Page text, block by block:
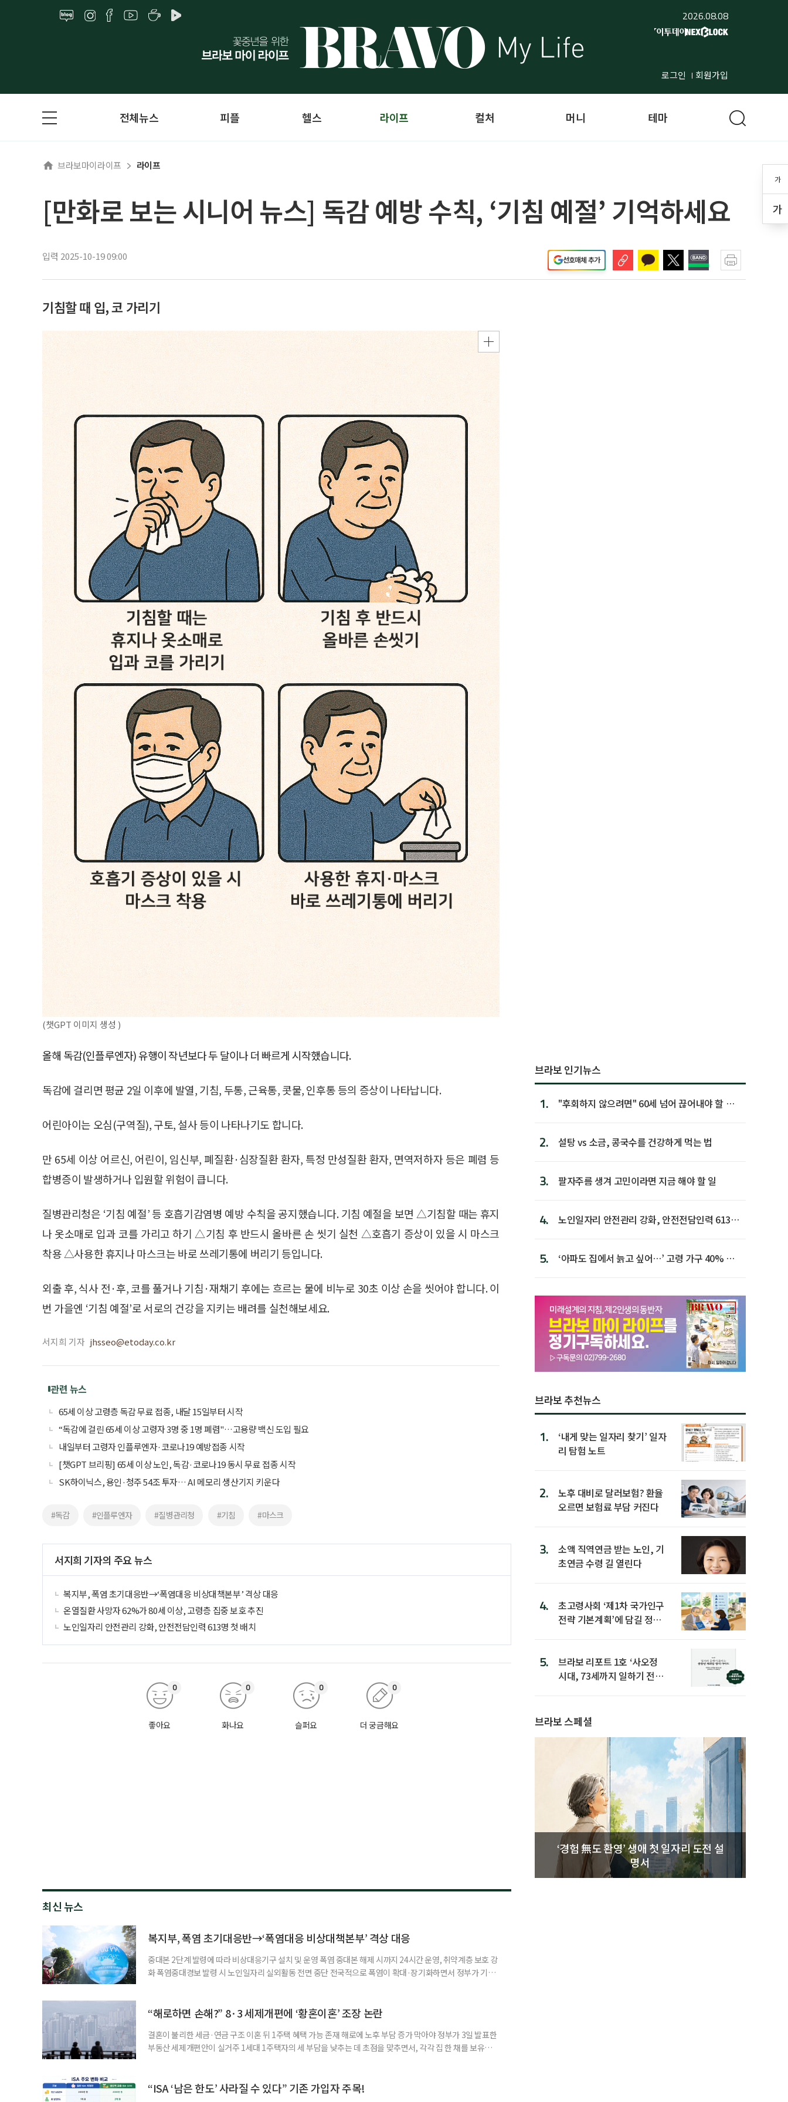
2026.08.08
로그인 회원가입
가
가
전체뉴스 피플 헬스 라이프 컬처 머니 테마
브라보마이라이프 라이프
[만화로 보는 시니어 뉴스] 독감 예방 수칙, ‘기침 예절’ 기억하세요
입력 2025-10-19 09:00 선호매체 추가
기침할 때 입, 코 가리기
(챗GPT 이미지 생성 )
올해 독감(인플루엔자) 유행이 작년보다 두 달이나 더 빠르게 시작했습니다.
독감에 걸리면 평균 2일 이후에 발열, 기침, 두통, 근육통, 콧물, 인후통 등의 증상이 나타납니다.
어린아이는 오심(구역질), 구토, 설사 등이 나타나기도 합니다.
만 65세 이상 어르신, 어린이, 임신부, 폐질환·심장질환 환자, 특정 만성질환 환자, 면역저하자 등은 폐렴 등
합병증이 발생하거나 입원할 위험이 큽니다.
질병관리청은 ‘기침 예절’ 등 호흡기감염병 예방 수칙을 공지했습니다. 기침 예절을 보면 △기침할 때는 휴지
나 옷소매로 입과 코를 가리고 하기 △기침 후 반드시 올바른 손 씻기 실천 △호흡기 증상이 있을 시 마스크
착용 △사용한 휴지나 마스크는 바로 쓰레기통에 버리기 등입니다.
외출 후, 식사 전·후, 코를 풀거나 기침·재채기 후에는 흐르는 물에 비누로 30초 이상 손을 씻어야 합니다. 이
번 가을엔 ‘기침 예절’로 서로의 건강을 지키는 배려를 실천해보세요.
서지희 기자 jhsseo@etoday.co.kr
관련 뉴스
65세 이상 고령층 독감 무료 접종, 내달 15일부터 시작
“독감에 걸린 65세 이상 고령자 3명 중 1명 폐렴"…고용량 백신 도입 필요
내일부터 고령자 인플루엔자·코로나19 예방접종 시작
[챗GPT 브리핑] 65세 이상 노인, 독감·코로나19 동시 무료 접종 시작
SK하이닉스, 용인·청주 54조 투자… AI 메모리 생산기지 키운다
#독감 #인플루엔자 #질병관리청 #기침 #마스크
서지희 기자의 주요 뉴스
복지부, 폭염 초기대응반→‘폭염대응 비상대책본부’ 격상 대응
온열질환 사망자 62%가 80세 이상, 고령층 집중 보호 추진
노인일자리 안전관리 강화, 안전전담인력 613명 첫 배치
좋아요
0
화나요
0
슬퍼요
0
더 궁금해요
0
최신 뉴스
복지부, 폭염 초기대응반→‘폭염대응 비상대책본부’ 격상 대응
중대본 2단계 발령에 따라 비상대응기구 설치 및 운영 폭염 중대본 해제 시까지 24시간 운영, 취약계층 보호 강
화 폭염중대경보 발령 시 노인일자리 실외활동 전면 중단 전국적으로 폭염이 확대·장기화하면서 정부가 기존
책본부(중대본) 2단계(심각)가 발령된 이후에도 폭염이 전국적으로 확대되고 장기화한 데 따른 것이다. 기존에
“해로하면 손해?” 8·3 세제개편에 ‘황혼이혼’ 조장 논란
결혼이 불리한 세금·연금 구조 이혼 뒤 1주택 혜택 가능 존재 해로에 노후 부담 증가 막아야 정부가 3일 발표한
부동산 세제개편안이 실거주 1세대 1주택자의 세 부담을 낮추는 데 초점을 맞추면서, 각각 집 한 채를 보유한
부가 각자 집 한 채씩을 보유하면 한 세대가 두 채를 가진 것으로 보지만, 실제 이혼해 주거와 생계를 분
“ISA ‘남은 한도’ 사라질 수 있다” 기존 가입자 주목!
브라보 인기뉴스
1.
"후회하지 않으려면" 60세 넘어 끊어내야 할 사
2. 설탕 vs 소금, 콩국수를 건강하게 먹는 법
3. 팔자주름 생겨 고민이라면 지금 해야 할 일
4.
노인일자리 안전관리 강화, 안전전담인력 613명
5.
‘아파도 집에서 늙고 싶어…’ 고령 가구 40% 노
브라보 추천뉴스
1.
‘내게 맞는 일자리 찾기’ 일자
리 탐험 노트
2.
노후 대비로 달러보험? 환율
오르면 보험료 부담 커진다
3.
소액 직역연금 받는 노인, 기
초연금 수령 길 열린다
4.
초고령사회 ‘제1차 국가인구
전략 기본계획’에 담길 정책
5.
브라보 리포트 1호 ‘사오정
시대, 73세까지 일하기 전략’
브라보 스페셜
‘경험 無도 환영’ 생애 첫 일자리 도전 설
명서